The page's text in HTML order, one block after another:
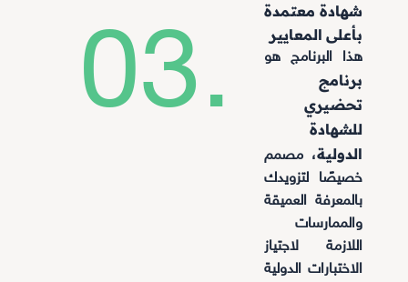
03.
شهادة معتمدة
بأعلى المعايير
هذا البرنامج هو
برنامج
تحضيري
للشهادة
الدولية، مصمم
خصيصًا لتزويدك
بالمعرفة العميقة
والممارسات
اللازمة لاجتياز
الاختبارات الدولية